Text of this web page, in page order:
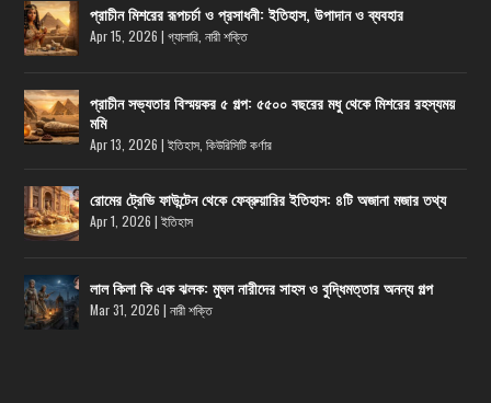
প্রাচীন মিশরের রূপচর্চা ও প্রসাধনী: ইতিহাস, উপাদান ও ব্যবহার
Apr 15, 2026 |গ্যালারি ,নারী শক্তি
প্রাচীন সভ্যতার বিস্ময়কর ৫ গল্প: ৫৫০০ বছরের মধু থেকে মিশরের রহস্যময়
মমি
Apr 13, 2026 |ইতিহাস ,কিউরিসিটি কর্ণার
রোমের ট্রেভি ফাউন্টেন থেকে ফেব্রুয়ারির ইতিহাস: ৪টি অজানা মজার তথ্য
Apr 1, 2026 |ইতিহাস
লাল কিলা কি এক ঝলক: মুঘল নারীদের সাহস ও বুদ্ধিমত্তার অনন্য গল্প
Mar 31, 2026 |নারী শক্তি